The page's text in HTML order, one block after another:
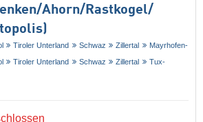
​Ahorn/​Rastkogel/​
Tiroler Unterland Schwaz Zillertal
Mayrhofen-
Tiroler Unterland Schwaz Zillertal
Tux-